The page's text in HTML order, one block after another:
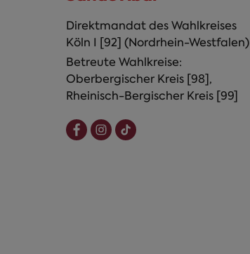
Direktmandat des Wahlkreises
Köln I [92] (Nordrhein-Westfalen)
Betreute Wahlkreise:
Oberbergischer Kreis [98],
Rheinisch-Bergischer Kreis [99]